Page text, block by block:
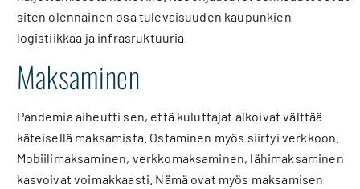
siten olennainen osa tulevaisuuden kaupunkien
logistiikkaa ja infrasruktuuria.
Maksaminen
Pandemia aiheutti sen, että kuluttajat alkoivat välttää
käteisellä maksamista. Ostaminen myös siirtyi verkkoon.
Mobiilimaksaminen, verkkomaksaminen, lähimaksaminen
kasvoivat voimakkaasti. Nämä ovat myös maksamisen